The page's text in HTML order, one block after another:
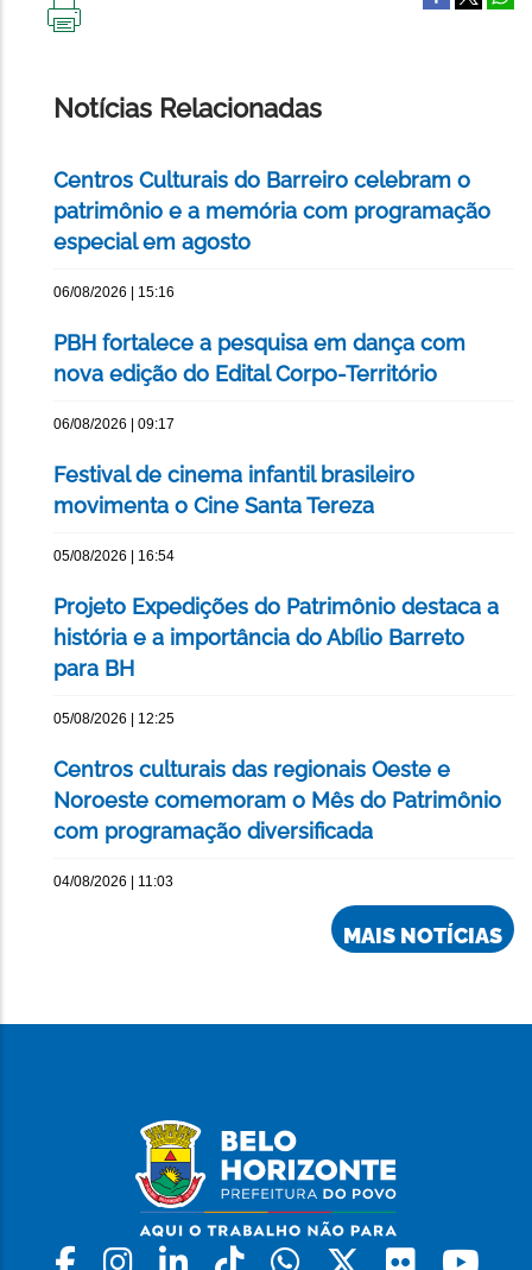
Notícias Relacionadas
Centros Culturais do Barreiro celebram o
patrimônio e a memória com programação
especial em agosto
06/08/2026 | 15:16
PBH fortalece a pesquisa em dança com
nova edição do Edital Corpo-Território
06/08/2026 | 09:17
Festival de cinema infantil brasileiro
movimenta o Cine Santa Tereza
05/08/2026 | 16:54
Projeto Expedições do Patrimônio destaca a
história e a importância do Abílio Barreto
para BH
05/08/2026 | 12:25
Centros culturais das regionais Oeste e
Noroeste comemoram o Mês do Patrimônio
com programação diversificada
04/08/2026 | 11:03
MAIS NOTÍCIAS